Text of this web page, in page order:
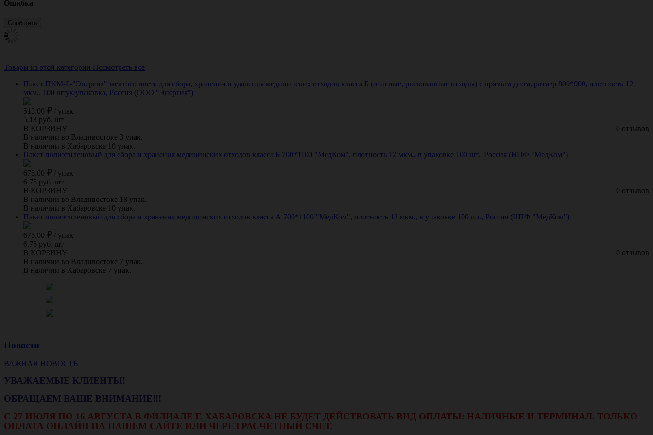
Ошибка
Товары из этой категории Посмотреть все
Пакет ПКМ-Б-"Энергия" желтого цвета для сбора, хранения и удаления медицинских отходов класса Б (опасные, рискованные отходы) с прямым дном, размер 800*900, плотность 12
мкм., 100 штук/упаковка, Россия (ООО "Энергия")
513.00 / упак
5.13 руб. шт
0 отзывов
В КОРЗИНУ
В наличии во Владивостоке 3 упак.
В наличии в Хабаровске 10 упак.
Пакет полиэтиленовый для сбора и хранения медицинских отходов класса Б 700*1100 "МедКом", плотность 12 мкм., в упаковке 100 шт., Россия (НПФ "МедКом")
675.00 / упак
6.75 руб. шт
0 отзывов
В КОРЗИНУ
В наличии во Владивостоке 18 упак.
В наличии в Хабаровске 10 упак.
Пакет полиэтиленовый для сбора и хранения медицинских отходов класса А 700*1100 "МедКом", плотность 12 мкм., в упаковке 100 шт., Россия (НПФ "МедКом")
675.00 / упак
6.75 руб. шт
0 отзывов
В КОРЗИНУ
В наличии во Владивостоке 7 упак.
В наличии в Хабаровске 7 упак.
Новости
ВАЖНАЯ НОВОСТЬ
УВАЖАЕМЫЕ КЛИЕНТЫ!
ОБРАЩАЕМ ВАШЕ ВНИМАНИЕ!!!
С 27 ИЮЛЯ ПО 16 АВГУСТА В ФИЛИАЛЕ Г. ХАБАРОВСКА НЕ БУДЕТ ДЕЙСТВОВАТЬ ВИД ОПЛАТЫ: НАЛИЧНЫЕ И ТЕРМИНАЛ. ТОЛЬКО
ОПЛАТА ОНЛАЙН НА НАШЕМ САЙТЕ ИЛИ ЧЕРЕЗ РАСЧЕТНЫЙ СЧЕТ.